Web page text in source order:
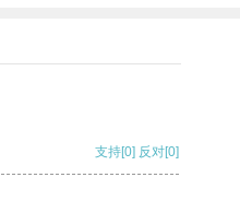
支持[0] 反对[0]